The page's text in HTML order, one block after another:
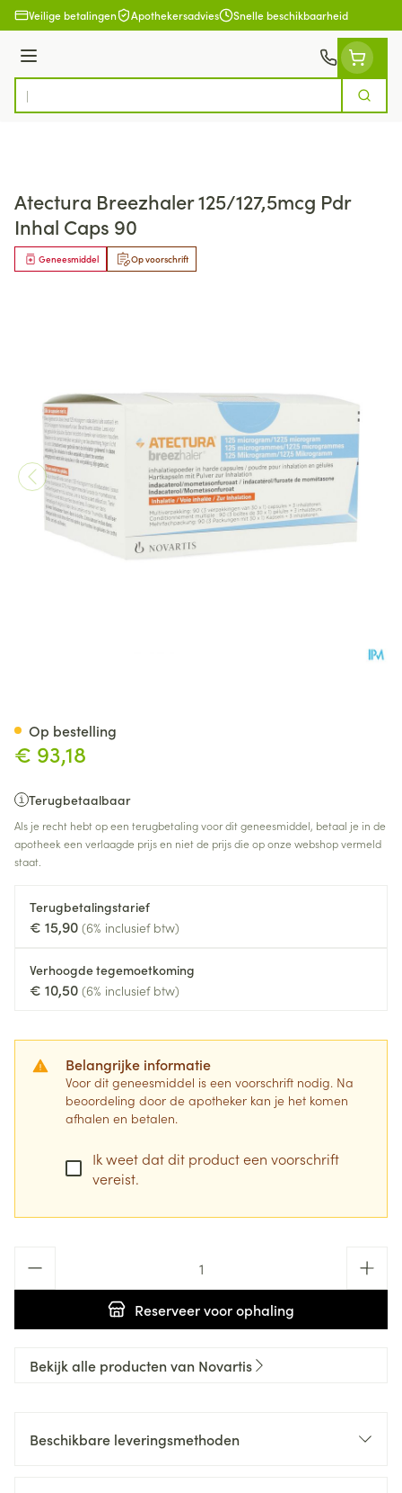
Ga naar de inhoud
Veilige betalingen Apothekersadvies Snelle beschikbaarheid
Menu
Product, merk, categorie...
Zoek
Atectura Breezhaler 125/127,5mcg Pdr
Inhal Caps 90
Op voorschrift
Geneesmiddel
€ 93,18
Terugbetaalbaar
Als je recht hebt op een terugbetaling voor dit geneesmiddel, betaal je in de
apotheek een verlaagde prijs en niet de prijs die op onze webshop vermeld
staat.
Terugbetalingstarief
€ 15,90 (6% inclusief btw)
Verhoogde tegemoetkoming
€ 10,50 (6% inclusief btw)
Belangrijke informatie
Voor dit geneesmiddel is een voorschrift nodig. Na
beoordeling door de apotheker kan je het komen
afhalen en betalen.
Ik weet dat dit product een voorschrift
vereist.
Reserveervoor ophaling
Op bestelling
Bekijk alle producten van Novartis
Beschikbare leveringsmethoden